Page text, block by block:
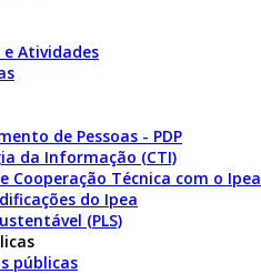
Atividades
de Pessoas - PDP
da Informação (CTI)
Cooperação Técnica com o Ipea
do Ipea
(PLS)
públicas